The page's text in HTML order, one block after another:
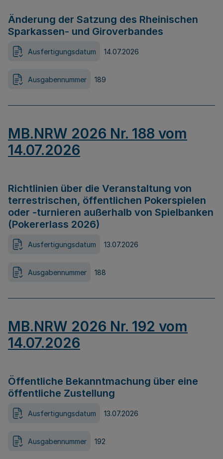
Änderung der Satzung des Rheinischen
Sparkassen- und Giroverbandes
Ausfertigungsdatum 14.07.2026
Ausgabennummer 189
MB.NRW 2026 Nr. 188 vom
14.07.2026
Richtlinien über die Veranstaltung von
terrestrischen, öffentlichen Pokerspielen
oder -turnieren außerhalb von Spielbanken
(Pokererlass 2026)
Ausfertigungsdatum 13.07.2026
Ausgabennummer 188
MB.NRW 2026 Nr. 192 vom
14.07.2026
Öffentliche Bekanntmachung über eine
öffentliche Zustellung
Ausfertigungsdatum 13.07.2026
Ausgabennummer 192